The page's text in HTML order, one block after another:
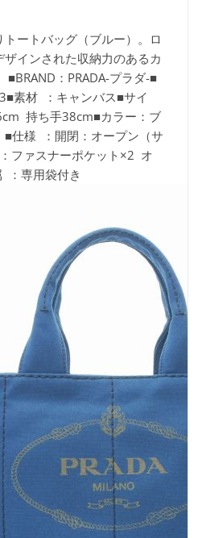
トートバッグ（ブルー）。ロ
インされた収納力のあるカ
■BRAND：PRADA-プラダ-■
素材 ：キャンバス■サイ
持ち手38cm■カラー：ブ
■仕様 ：開閉：オープン（サ
ファスナーポケット×2 オ
：専用袋付き